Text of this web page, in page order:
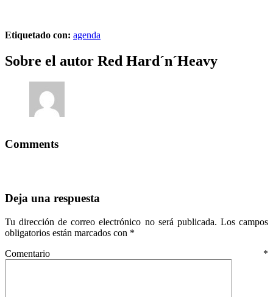
Etiquetado con: agenda
Sobre el autor Red Hard´n´Heavy
Comments
Deja una respuesta
Tu dirección de correo electrónico no será publicada. Los campos
obligatorios están marcados con *
Comentario *